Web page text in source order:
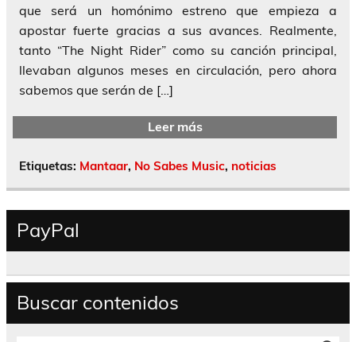
que será un homónimo estreno que empieza a
apostar fuerte gracias a sus avances. Realmente,
tanto “The Night Rider” como su canción principal,
llevaban algunos meses en circulación, pero ahora
sabemos que serán de […]
Leer más
Etiquetas: Mantaar, No Sabes Music, noticias
PayPal
Buscar contenidos